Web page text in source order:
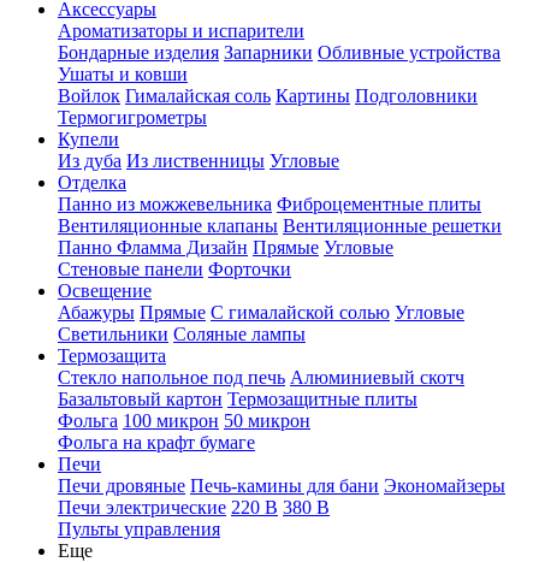
Аксессуары
Ароматизаторы и испарители
Бондарные изделия Запарники Обливные устройства
Ушаты и ковши
Войлок Гималайская соль Картины Подголовники
Термогигрометры
Купели
Из дуба Из лиственницы Угловые
Отделка
Панно из можжевельника Фиброцементные плиты
Вентиляционные клапаны Вентиляционные решетки
Панно Фламма Дизайн Прямые Угловые
Стеновые панели Форточки
Освещение
Абажуры Прямые С гималайской солью Угловые
Светильники Соляные лампы
Термозащита
Стекло напольное под печь Алюминиевый скотч
Базальтовый картон Термозащитные плиты
Фольга 100 микрон 50 микрон
Фольга на крафт бумаге
Печи
Печи дровяные Печь-камины для бани Экономайзеры
Печи электрические 220 В 380 В
Пульты управления
Еще